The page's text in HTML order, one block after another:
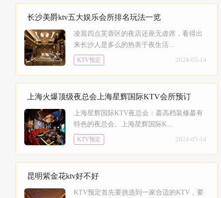
长沙美爵ktv五大娱乐会所排名玩法一览
凌晨四点芙蓉区的夜店还座无虚席，看得出
来长沙人是多么的热衷于夜生活...
KTV预定 2024-05-14
上海火爆顶级夜总会上海星辉国际KTV会所预订
上海星辉国际KTV夜总会：蕞高档装修蕞有
特色的夜总会。上海星辉国际K...
KTV预定 2024-05-14
昆明紫金花ktv好不好
KTV预定首先要挑选到一家合适的KTV，要